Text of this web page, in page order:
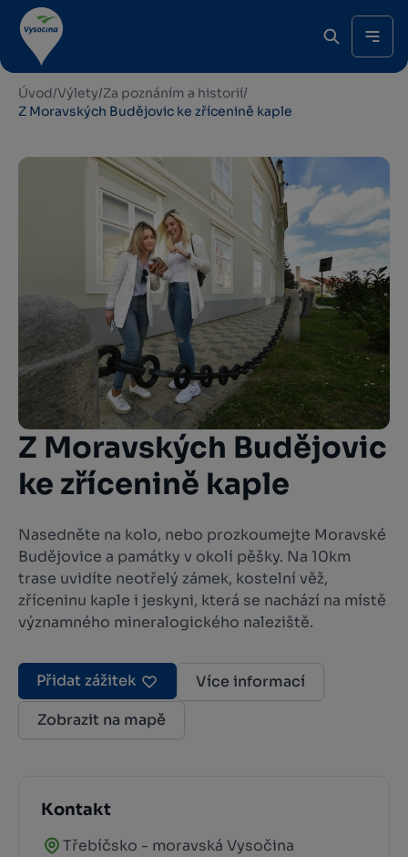
Úvod/Výlety/Za poznáním a historií/
Z Moravských Budějovic ke zřícenině kaple
Z Moravských Budějovic
ke zřícenině kaple
Nasedněte na kolo, nebo prozkoumejte Moravské
Budějovice a památky v okolí pěšky. Na 10km
trase uvidíte neotřelý zámek, kostelní věž,
zříceninu kaple i jeskyni, která se nachází na místě
významného mineralogického naleziště.
Přidat zážitek
Více informací
Zobrazit na mapě
Kontakt
Třebíčsko - moravská Vysočina